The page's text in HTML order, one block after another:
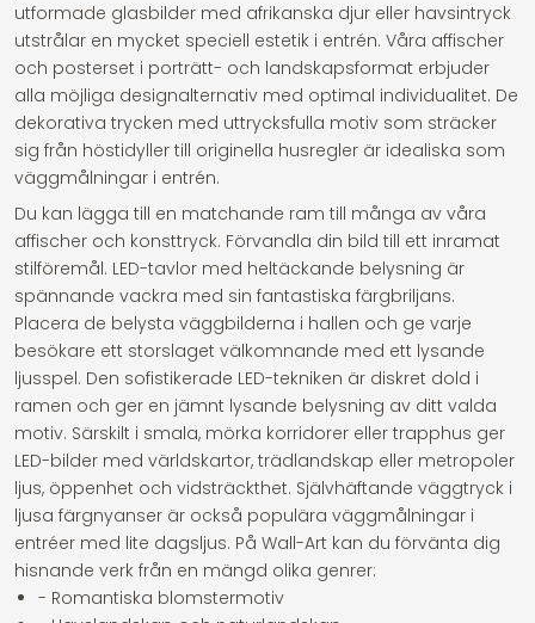
utformade glasbilder med afrikanska djur eller havsintryck
utstrålar en mycket speciell estetik i entrén. Våra affischer
och posterset i porträtt- och landskapsformat erbjuder
alla möjliga designalternativ med optimal individualitet. De
dekorativa trycken med uttrycksfulla motiv som sträcker
sig från höstidyller till originella husregler är idealiska som
väggmålningar i entrén.
Du kan lägga till en matchande ram till många av våra
affischer och konsttryck. Förvandla din bild till ett inramat
stilföremål. LED-tavlor med heltäckande belysning är
spännande vackra med sin fantastiska färgbriljans.
Placera de belysta väggbilderna i hallen och ge varje
besökare ett storslaget välkomnande med ett lysande
ljusspel. Den sofistikerade LED-tekniken är diskret dold i
ramen och ger en jämnt lysande belysning av ditt valda
motiv. Särskilt i smala, mörka korridorer eller trapphus ger
LED-bilder med världskartor, trädlandskap eller metropoler
ljus, öppenhet och vidsträckthet. Självhäftande väggtryck i
ljusa färgnyanser är också populära väggmålningar i
entréer med lite dagsljus. På Wall-Art kan du förvänta dig
hisnande verk från en mängd olika genrer:
- Romantiska blomstermotiv